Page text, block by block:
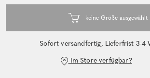
Sofort versandfertig, Lieferfrist 3-4
Im Store verfügbar?